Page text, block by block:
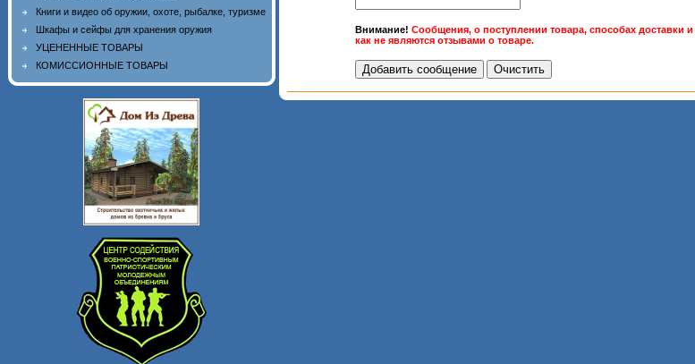
Книги и видео об оружии, охоте, рыбалке, туризме
Шкафы и сейфы для хранения оружия
УЦЕНЕННЫЕ ТОВАРЫ
КОМИССИОННЫЕ ТОВАРЫ
Внимание! Сообщения, о поступлении товара, способах доставки
как не являются отзывами о товаре.